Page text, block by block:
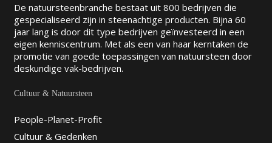
De natuursteenbranche bestaat uit 800 bedrijven die
gespecialiseerd zijn in steenachtige producten. Bijna 60
jaar lang is door dit type bedrijven geïnvesteerd in een
eigen kenniscentrum. Met als een van haar kerntaken de
promotie van goede toepassingen van natuursteen door
deskundige vak-bedrijven.
Cultuur & Natuursteen
People-Planet-Profit
Cultuur & Gedenken